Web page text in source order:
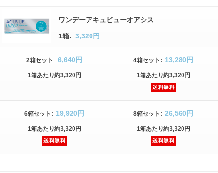
ワンデーアキュビューオアシス
1箱: 3,320円
2箱セット : 6,640円
1箱あたり約3,320円
4箱セット : 13,280円
1箱あたり約3,320円
6箱セット : 19,920円
1箱あたり約3,320円
8箱セット : 26,560円
1箱あたり約3,320円